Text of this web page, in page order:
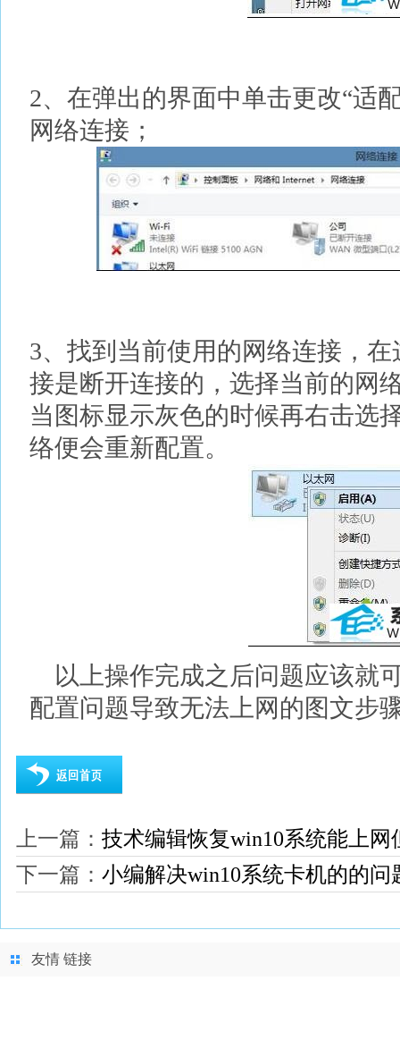
2、在弹出的界面中单击更改“适
网络连接；
3、找到当前使用的网络连接，
接是断开连接的，选择当前的网
当图标显示灰色的时候再右击选
络便会重新配置。
以上操作完成之后问题应该就
配置问题导致无法上网的图文步
上一篇： 技术编辑恢复win10系统能上
下一篇： 小编解决win10系统卡机的的问
友情 链接